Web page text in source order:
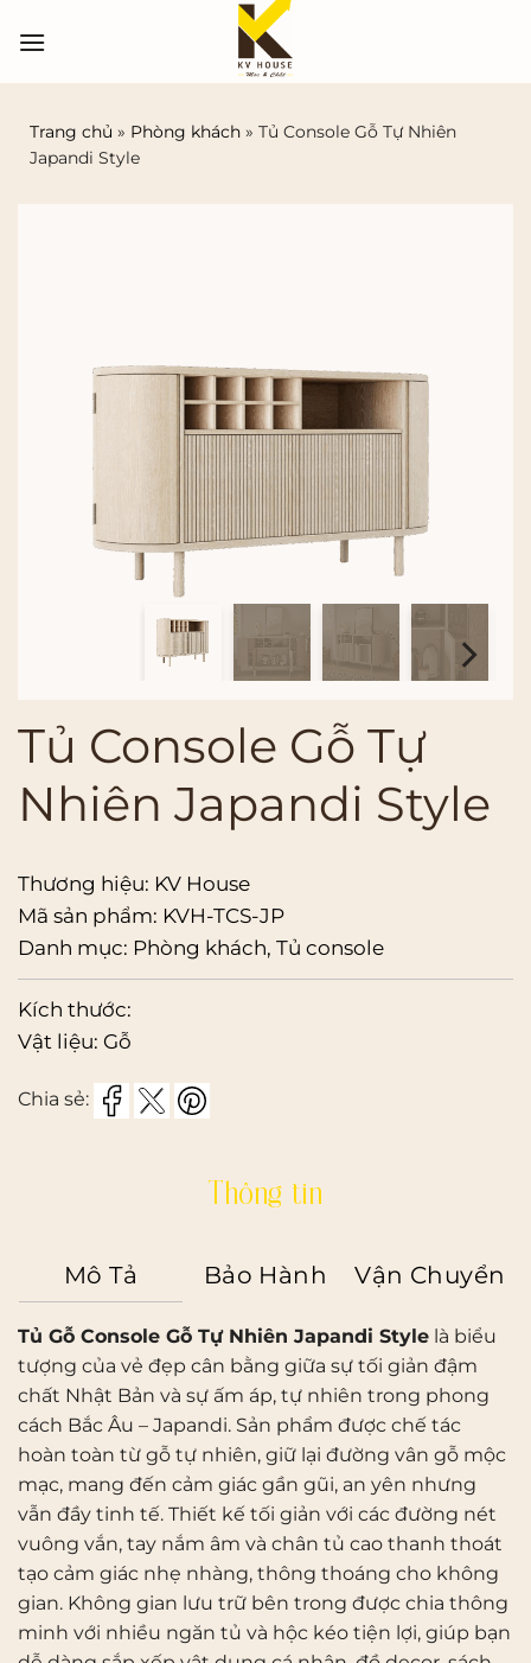
qua
Trang chủ » Phòng khách » Tủ Console Gỗ Tự Nhiên
Japandi Style
Tủ Console Gỗ Tự
Nhiên Japandi Style
Thương hiệu: KV House
Mã sản phẩm: KVH-TCS-JP
Danh mục: Phòng khách, Tủ console
Kích thước:
Vật liệu: Gỗ
Chia sẻ:
Thông tin
Mô Tả Bảo Hành Vận Chuyển
Tủ Gỗ Console Gỗ Tự Nhiên Japandi Style là biểu
tượng của vẻ đẹp cân bằng giữa sự tối giản đậm
chất Nhật Bản và sự ấm áp, tự nhiên trong phong
cách Bắc Âu – Japandi. Sản phẩm được chế tác
hoàn toàn từ gỗ tự nhiên, giữ lại đường vân gỗ mộc
mạc, mang đến cảm giác gần gũi, an yên nhưng
vẫn đầy tinh tế. Thiết kế tối giản với các đường nét
vuông vắn, tay nắm âm và chân tủ cao thanh thoát
tạo cảm giác nhẹ nhàng, thông thoáng cho không
gian. Không gian lưu trữ bên trong được chia thông
minh với nhiều ngăn tủ và hộc kéo tiện lợi, giúp bạn